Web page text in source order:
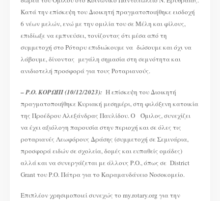
Κατά την επίσκεψη του Διοικητή πραγματοποιήθηκε εισδοχή
6 νέων μελών, ενώ με την ομιλία του σε Μέλη και φίλους,
επιδίωξε να εμπνεύσει, τονίζοντας ότι μέσα από τη
συμμετοχή στο Ρόταρυ επιδιώκουμε να δώσουμε και όχι να
λάβουμε, δίνοντας μεγάλη σημασία στη σεμνότητα και
ανιδιοτελή προσφορά για τους Ροταριανούς.
–Ρ.Ο. ΚΟΡΩΠΙ (10/12/2023): Η επίσκεψη του Διοικητή
πραγματοποιήθηκε Κυριακή μεσημέρι, στη φιλόξενη κατοικία
της Προέδρου Αλεξάνδρας Παυλίδου. O Όμιλος, συνεχίζει
να έχει αξιόλογη παρουσία στην περιοχή και σε όλες τις
ροταριανές Λεωφόρους Δράσης (συμμετοχή σε Σεμινάρια,
προσφορά ειδών σε σχολεία, δομές και ευπαθείς ομάδες)
αλλά και να συνεργάζεται με άλλους Ρ.Ο., όπως σε District
Grant του Ρ.Ο. Πάτρα για το Καραμανδάνειο Νοσοκομείο.
Επιπλέον χρησιμοποιεί συνεχώς το my.rotary.org για την